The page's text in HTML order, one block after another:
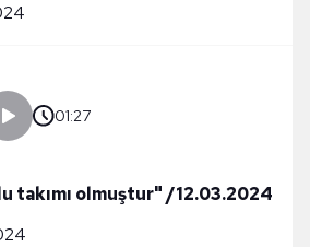
01:27
takımı olmuştur" /12.03.2024